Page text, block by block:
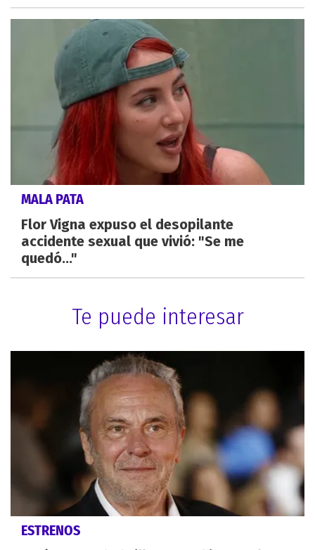
MALA PATA
Flor Vigna expuso el desopilante
accidente sexual que vivió: "Se me
quedó..."
Te puede interesar
ESTRENOS